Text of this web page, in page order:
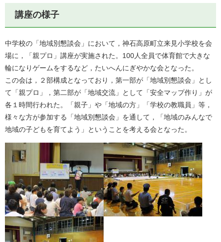
講座の様子
中学校の「地域別懇談会」において，神石高原町立来見小学校を会
場に，「親プロ」講座が実施された。100人全員で体育館で大きな
輪になりゲームをするなど，たいへんにぎやかな会となった。
この会は，２部構成となっており，第一部が「地域別懇談会」とし
て「親プロ」，第二部が「地域交流」として「安全マップ作り」が
各１時間行われた。「親子」や「地域の方」「学校の教職員」等，
様々な方が参加する「地域別懇談会」を通して，「地域のみんなで
地域の子どもを育てよう」ということを考える会となった。